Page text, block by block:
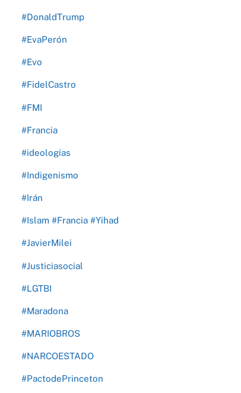
#DonaldTrump
#EvaPerón
#Evo
#FidelCastro
#FMI
#Francia
#ideologías
#Indigenismo
#Irán
#Islam #Francia #Yihad
#JavierMilei
#Justiciasocial
#LGTBI
#Maradona
#MARIOBROS
#NARCOESTADO
#PactodePrinceton